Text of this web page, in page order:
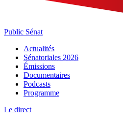
Public Sénat
Actualités
Sénatoriales 2026
Émissions
Documentaires
Podcasts
Programme
Le direct